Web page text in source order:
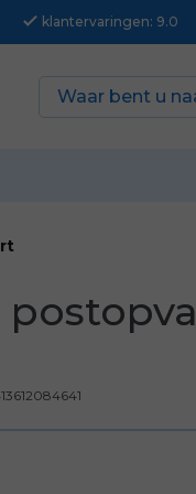
check klantervaringen: 9.0